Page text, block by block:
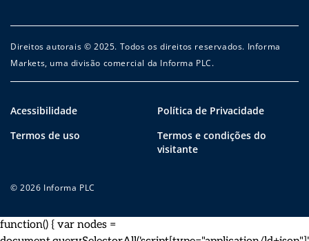
Direitos autorais © 2025. Todos os direitos reservados. Informa
Markets, uma divisão comercial da Informa PLC.
Acessibilidade
Política de Privacidade
Termos de uso
Termos e condições do
visitante
© 2026 Informa PLC
function() { var nodes =